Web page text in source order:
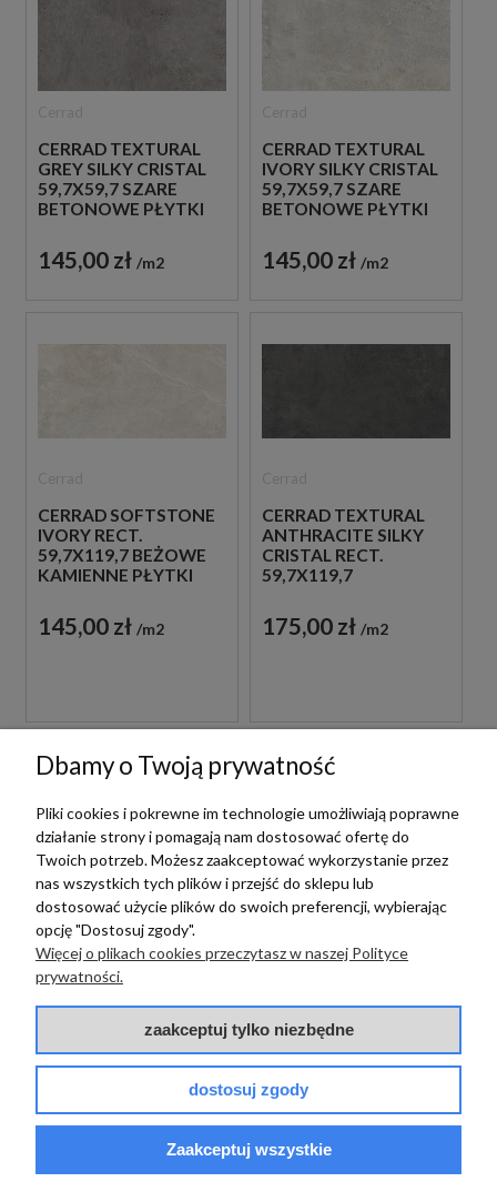
CERRAD TEXTURAL
GREY SILKY CRISTAL
59,7X59,7 SZARE
BETONOWE PŁYTKI
145,00 zł m2
CERRAD TEXTURAL
IVORY SILKY CRISTAL
59,7X59,7 SZARE
BETONOWE PŁYTKI
145,00 zł m2
CERRAD SOFTSTONE
IVORY RECT.
59,7X119,7 BEŻOWE
KAMIENNE PŁYTKI
145,00 zł m2
CERRAD TEXTURAL
ANTHRACITE SILKY
CRISTAL RECT.
59,7X119,7
BETONOWE PŁYTKI
175,00 zł m2
Cerrad
PEARL 59,7X59,7
BEŻOWE PŁYTKI
IMITUJĄCE KAMIEŃ
Cerrad
WHITE SILKY CRISTAL
59,7X59,7 SZARE
PŁYTKI IMITUJĄCE
KAMIEŃ
145,00 zł
Dbamy o Twoją prywatność
Pliki cookies i pokrewne im technologie umożliwiają poprawne
działanie strony i pomagają nam dostosować ofertę do
Twoich potrzeb. Możesz zaakceptować wykorzystanie przez
nas wszystkich tych plików i przejść do sklepu lub
dostosować użycie plików do swoich preferencji, wybierając
opcję "Dostosuj zgody".
Więcej o plikach cookies przeczytasz w naszej Polityce
prywatności.
zaakceptuj tylko niezbędne
dostosuj zgody
Zaakceptuj wszystkie